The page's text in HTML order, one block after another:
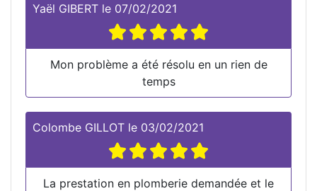
Yaël GIBERT le 07/02/2021
Mon problème a été résolu en un rien de
temps
Colombe GILLOT le 03/02/2021
La prestation en plomberie demandée et le